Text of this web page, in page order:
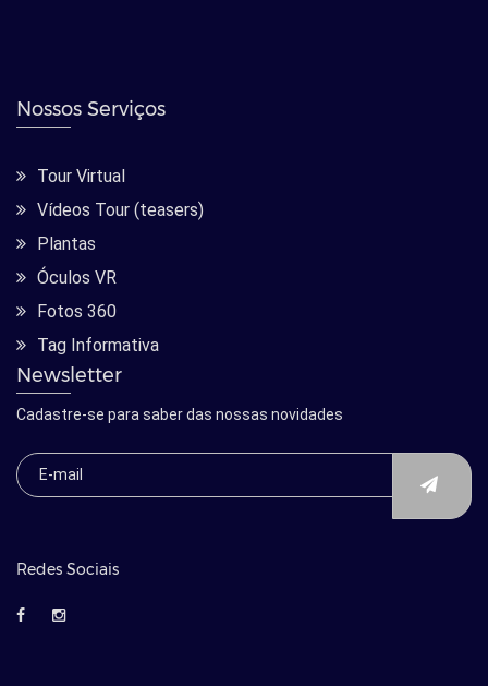
Nossos Serviços
Tour Virtual
Vídeos Tour (teasers)
Plantas
Óculos VR
Fotos 360
Tag Informativa
Newsletter
Cadastre-se para saber das nossas novidades
Redes Sociais